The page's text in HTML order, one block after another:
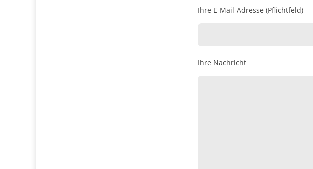
Ihre E-Mail-Adresse (Pflichtfeld)
Ihre Nachricht